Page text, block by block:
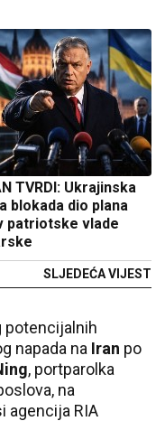
TVRDI: Ukrajinska
blokada dio plana
patriotske vlade
SLJEDEĆA VIJEST
potencijalnih
napada na Iran po
, portparolka
na
agencija RIA